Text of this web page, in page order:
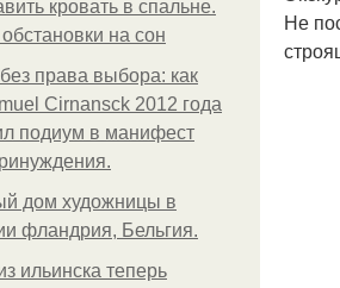
кровать в спальне.
на сон
права выбора: как
Cirnansck 2012 года
подиум в манифест
дом художницы в
фландрия, Бельгия.
ильинска теперь
Не